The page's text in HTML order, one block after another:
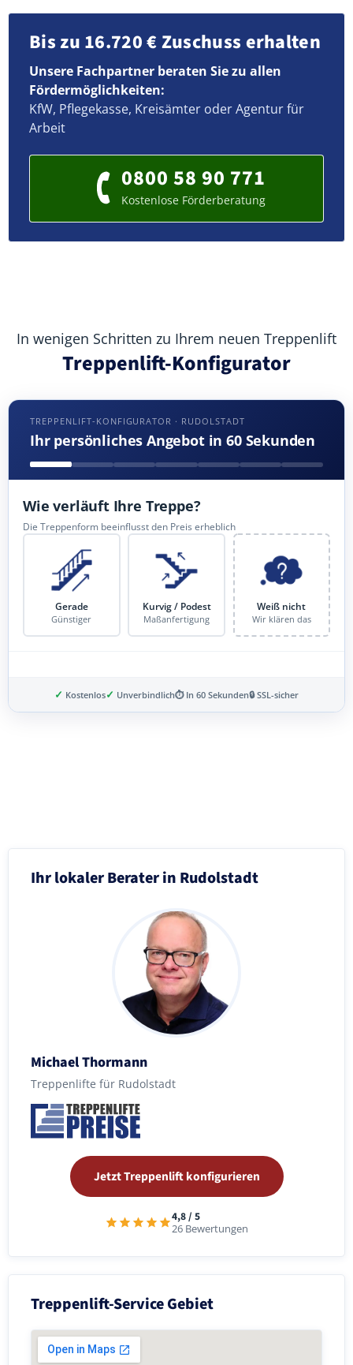
Bis zu 16.720 € Zuschuss erhalten
Unsere Fachpartner beraten Sie zu allen
Fördermöglichkeiten:
KfW, Pflegekasse, Kreisämter oder Agentur für
Arbeit
0800 58 90 771
Kostenlose Förderberatung
In wenigen Schritten zu Ihrem neuen Treppenlift
Treppenlift-Konfigurator
TREPPENLIFT-KONFIGURATOR · RUDOLSTADT
Ihr persönliches Angebot in 60 Sekunden
Wie verläuft Ihre Treppe?
Die Treppenform beeinflusst den Preis erheblich
Gerade
Günstiger
Kurvig / Podest
Maßanfertigung
Weiß nicht
Wir klären das
✓ Kostenlos✓ Unverbindlich⏱ In 60 Sekunden🔒 SSL-sicher
Ihr lokaler Berater in Rudolstadt
Michael Thormann
Treppenlifte für Rudolstadt
Jetzt Treppenlift konfigurieren
4,8 / 5
26 Bewertungen
Treppenlift-Service Gebiet